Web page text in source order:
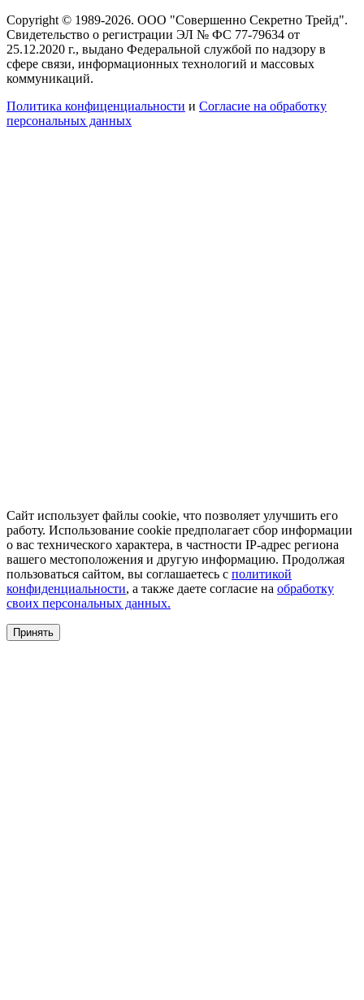
Copyright © 1989-2026. ООО "Совершенно Секретно Трейд".
Свидетельство о регистрации ЭЛ № ФС 77-79634 от
25.12.2020 г., выдано Федеральной службой по надзору в
сфере связи, информационных технологий и массовых
коммуникаций.
Политика конфиценциальности и Согласие на обработку
персональных данных
Сайт использует файлы cookie, что позволяет улучшить его
работу. Использование cookie предполагает сбор информации
о вас технического характера, в частности IP-адрес региона
вашего местоположения и другую информацию. Продолжая
пользоваться сайтом, вы соглашаетесь с политикой
конфиденциальности, а также даете согласие на обработку
своих персональных данных.
Принять